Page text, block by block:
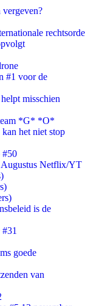
vergeven?
rechtsorde
#1 voor de
misschien
*G* *O*
het niet stop
#50
Netflix/YT
is de
goede
van